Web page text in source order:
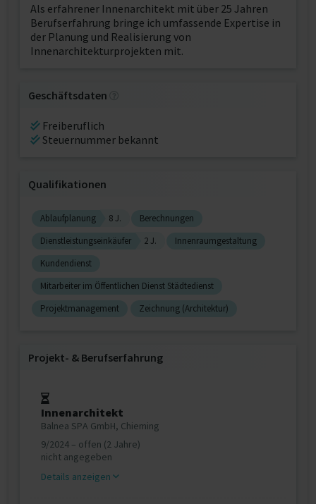
Als erfahrener Innenarchitekt mit über 25 Jahren
Berufserfahrung bringe ich umfassende Expertise in
der Planung und Realisierung von
Innenarchitekturprojekten mit.
Geschäftsdaten
Freiberuflich
Steuernummer bekannt
Qualifikationen
Ablaufplanung 8 J.
Berechnungen
Dienstleistungseinkäufer
2 J.
Innenraumgestaltung
Kundendienst
Mitarbeiter im Öffentlichen Dienst Städtedienst
Projektmanagement
Zeichnung (Architektur)
Projekt‐ & Berufserfahrung
Innenarchitekt
Balnea SPA GmbH, Chieming
9/2024 – offen (2 Jahre)
nicht angegeben
Details anzeigen